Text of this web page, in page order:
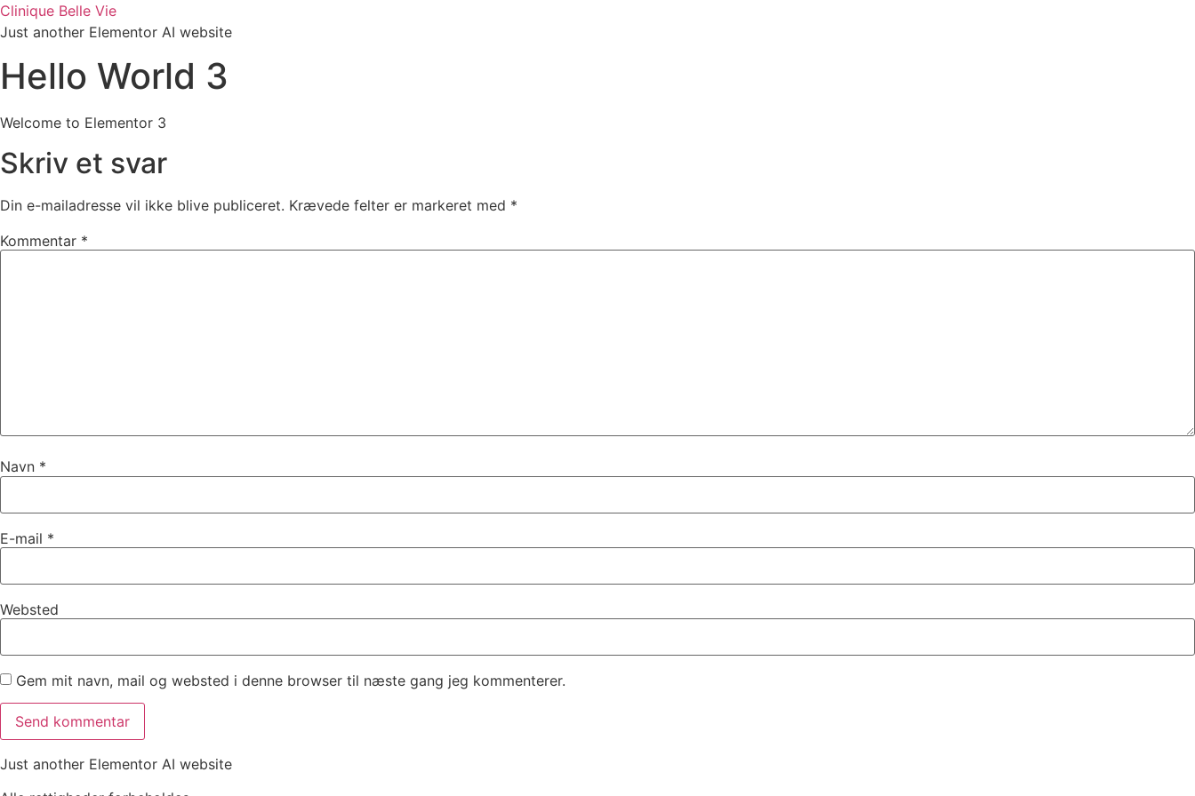
Videre
til
Clinique Belle Vie
Just another Elementor AI website
Hello World 3
Welcome to Elementor 3
Skriv et svar
Din e-mailadresse vil ikke blive publiceret. Krævede felter er markeret med *
Kommentar *
Navn *
E-mail *
Websted
Gem mit navn, mail og websted i denne browser til næste gang jeg kommenterer.
Just another Elementor AI website